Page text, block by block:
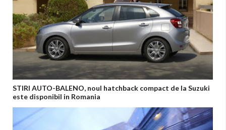
STIRI AUTO-BALENO, noul hatchback compact de la Suzuki
este disponibil in Romania